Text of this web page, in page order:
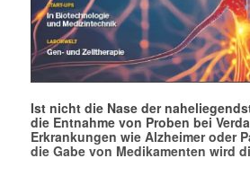
Ist nicht die Nase der
die Entnahme von Proben bei
Erkrankungen wie Alzheimer oder
die Gabe von Medikamenten wird